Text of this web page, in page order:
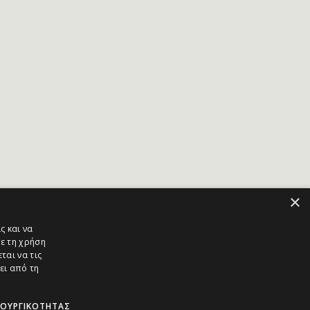
×
και να
τη χρήση
να τις
από τη